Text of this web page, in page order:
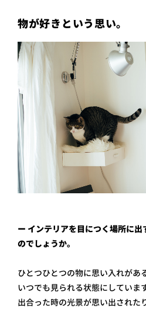
物が好きという思い。
ー インテリアを目につく場所に
のでしょうか。
ひとつひとつの物に思い入れがあ
いつでも見られる状態にしていま
出合った時の光景が思い出された